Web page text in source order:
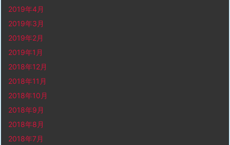
2019年4月
2019年3月
2019年2月
2019年1月
2018年12月
2018年11月
2018年10月
2018年9月
2018年8月
2018年7月